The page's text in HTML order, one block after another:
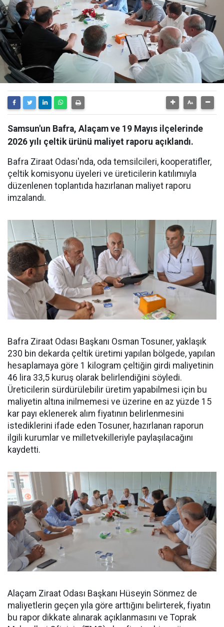
Samsun'un Bafra, Alaçam ve 19 Mayıs ilçelerinde
2026 yılı çeltik ürünü maliyet raporu açıklandı.
Bafra Ziraat Odası'nda, oda temsilcileri, kooperatifler,
çeltik komisyonu üyeleri ve üreticilerin katılımıyla
düzenlenen toplantıda hazırlanan maliyet raporu
imzalandı.
Bafra Ziraat Odası Başkanı Osman Tosuner, yaklaşık
230 bin dekarda çeltik üretimi yapılan bölgede, yapılan
hesaplamaya göre 1 kilogram çeltiğin girdi maliyetinin
46 lira 33,5 kuruş olarak belirlendiğini söyledi.
Üreticilerin sürdürülebilir üretim yapabilmesi için bu
maliyetin altına inilmemesi ve üzerine en az yüzde 15
kar payı eklenerek alım fiyatının belirlenmesini
istediklerini ifade eden Tosuner, hazırlanan raporun
ilgili kurumlar ve milletvekilleriyle paylaşılacağını
kaydetti.
Alaçam Ziraat Odası Başkanı Hüseyin Sönmez de
maliyetlerin geçen yıla göre arttığını belirterek, fiyatın
bu rapor dikkate alınarak açıklanmasını ve Toprak